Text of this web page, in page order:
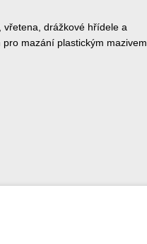
vřetena, drážkové hřídele a
mazání plastickým mazivem.